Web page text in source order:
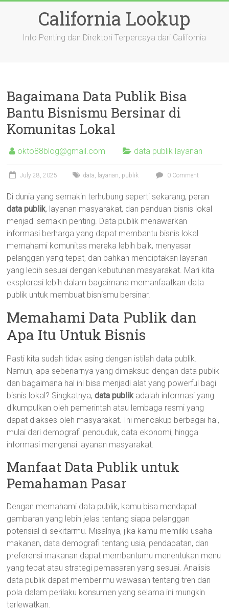
California Lookup
Info Penting dan Direktori Terpercaya dari California
Bagaimana Data Publik Bisa
Bantu Bisnismu Bersinar di
Komunitas Lokal
okto88blog@gmail.com data publik layanan
July 28, 2025 data, layanan, publik 0 Comment
Di dunia yang semakin terhubung seperti sekarang, peran
data publik, layanan masyarakat, dan panduan bisnis lokal
menjadi semakin penting. Data publik menawarkan
informasi berharga yang dapat membantu bisnis lokal
memahami komunitas mereka lebih baik, menyasar
pelanggan yang tepat, dan bahkan menciptakan layanan
yang lebih sesuai dengan kebutuhan masyarakat. Mari kita
eksplorasi lebih dalam bagaimana memanfaatkan data
publik untuk membuat bisnismu bersinar.
Memahami Data Publik dan
Apa Itu Untuk Bisnis
Pasti kita sudah tidak asing dengan istilah data publik.
Namun, apa sebenarnya yang dimaksud dengan data publik
dan bagaimana hal ini bisa menjadi alat yang powerful bagi
bisnis lokal? Singkatnya,data publikadalah informasi yang
dikumpulkan oleh pemerintah atau lembaga resmi yang
dapat diakses oleh masyarakat. Ini mencakup berbagai hal,
mulai dari demografi penduduk, data ekonomi, hingga
informasi mengenai layanan masyarakat.
Manfaat Data Publik untuk
Pemahaman Pasar
Dengan memahami data publik, kamu bisa mendapat
gambaran yang lebih jelas tentang siapa pelanggan
potensial di sekitarmu. Misalnya, jika kamu memiliki usaha
makanan, data demografi tentang usia, pendapatan, dan
preferensi makanan dapat membantumu menentukan menu
yang tepat atau strategi pemasaran yang sesuai. Analisis
data publik dapat memberimu wawasan tentang tren dan
pola dalam perilaku konsumen yang selama ini mungkin
terlewatkan.